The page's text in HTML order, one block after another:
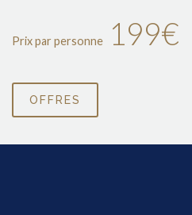
Prix par personne 199€
OFFRES